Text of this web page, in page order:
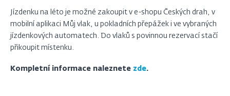
Jízdenku na léto je možné zakoupit v e-shopu Českých drah, v
mobilní aplikaci Můj vlak, u pokladních přepážek i ve vybraných
jízdenkových automatech. Do vlaků s povinnou rezervací stačí
přikoupit místenku.
Kompletní informace naleznete zde.